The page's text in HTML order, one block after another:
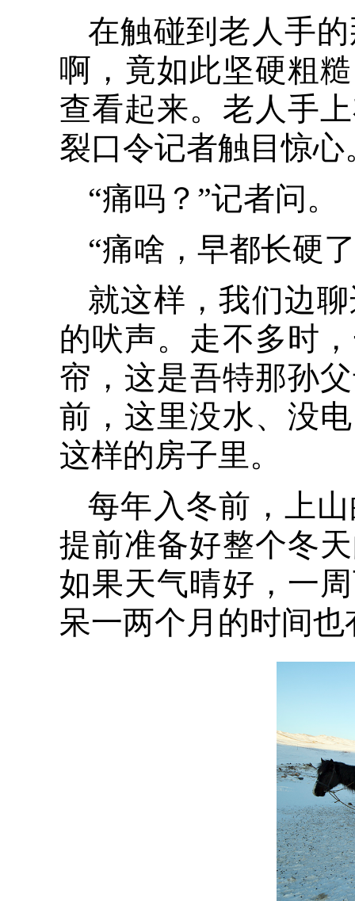
在触碰到老人手
啊，竟如此坚硬粗
查看起来。老人手
裂口令记者触目惊心
“痛吗？”记者问。
“痛啥，早都长硬
就这样，我们边
的吠声。走不多时
帘，这是吾特那孙
前，这里没水、没
这样的房子里。
每年入冬前，上
提前准备好整个冬
如果天气晴好，一
呆一两个月的时间也